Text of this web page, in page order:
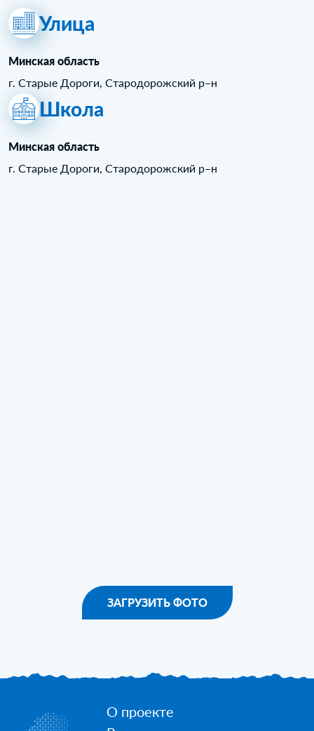
Улица
Минская область
г. Старые Дороги, Стародорожский р–н
Школа
Минская область
г. Старые Дороги, Стародорожский р–н
ЗАГРУЗИТЬ ФОТО
О проекте